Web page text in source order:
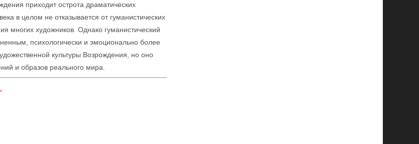
приходит острота драматических
в целом не отказывается от гуманистических
многих художников. Однако гуманистический
психологически и эмоционально более
культуры Возрождения, но оно
и образов реального мира.